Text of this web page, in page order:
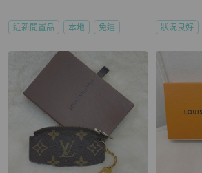
近新閒置品 本地 免運 狀況良好